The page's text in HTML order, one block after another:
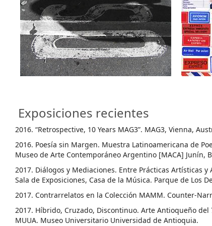
Exposiciones recientes
2016. “Retrospective, 10 Years MAG3”. MAG3, Vienna,
2016. Poesía sin Margen. Muestra Latinoamericana de
Museo de Arte Contemporáneo Argentino [MACA] Junín,
2017. Diálogos y Mediaciones. Entre Prácticas Artísticas y
Sala de Exposiciones, Casa de la Música. Parque de Los
2017. Contrarrelatos en la Colección MAMM. Counter-
2017. Híbrido, Cruzado, Discontinuo. Arte Antioqueño del
MUUA. Museo Universitario Universidad de Antioquia.